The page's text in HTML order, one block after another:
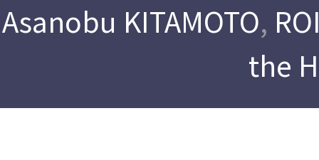
Asanobu KITAMOTO,
the